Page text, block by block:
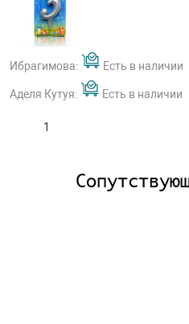
Ибрагимова: Есть в наличии
Аделя Кутуя: Есть в наличии